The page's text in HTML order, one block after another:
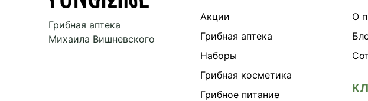
Грибная аптека
Михаила Вишневского
Акции
Грибная аптека
Наборы
Грибная косметика
Грибное питание
О